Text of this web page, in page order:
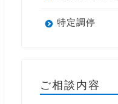
特定調停
ご相談内容